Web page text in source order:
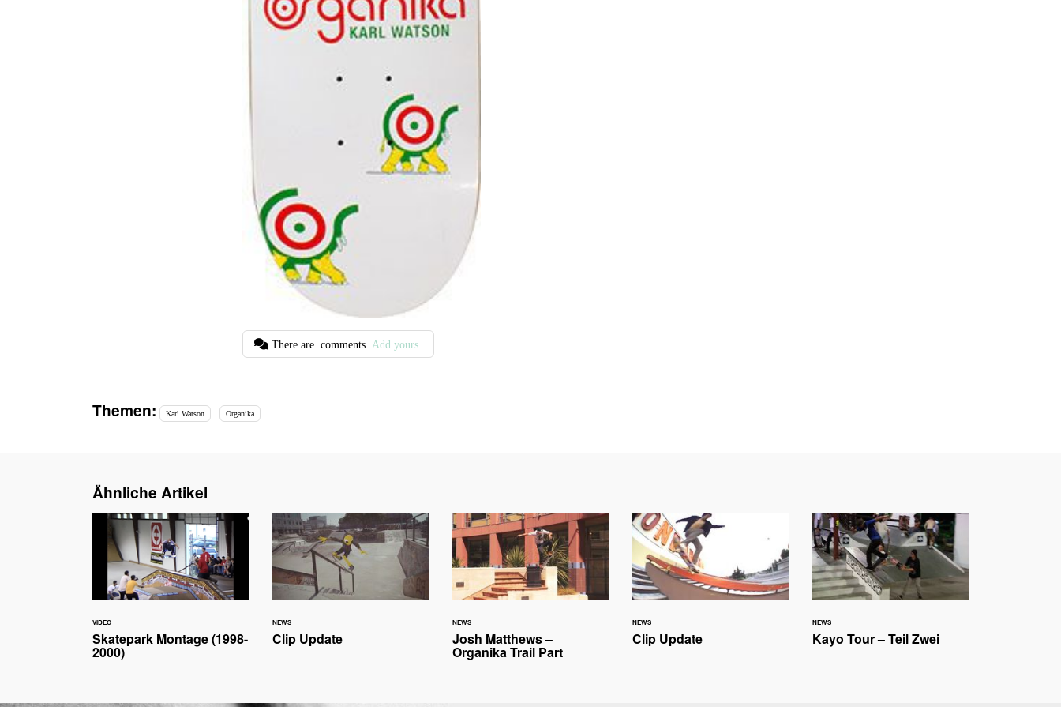
There are comments. Add yours.
Themen: Karl Watson Organika
Ähnliche Artikel
VIDEO
Skatepark Montage (1998-
2000)
NEWS
Clip Update
NEWS
Josh Matthews –
Organika Trail Part
NEWS
Clip Update
NEWS
Kayo Tour – Teil Zwei